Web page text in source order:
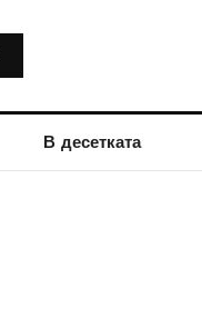
В десетката